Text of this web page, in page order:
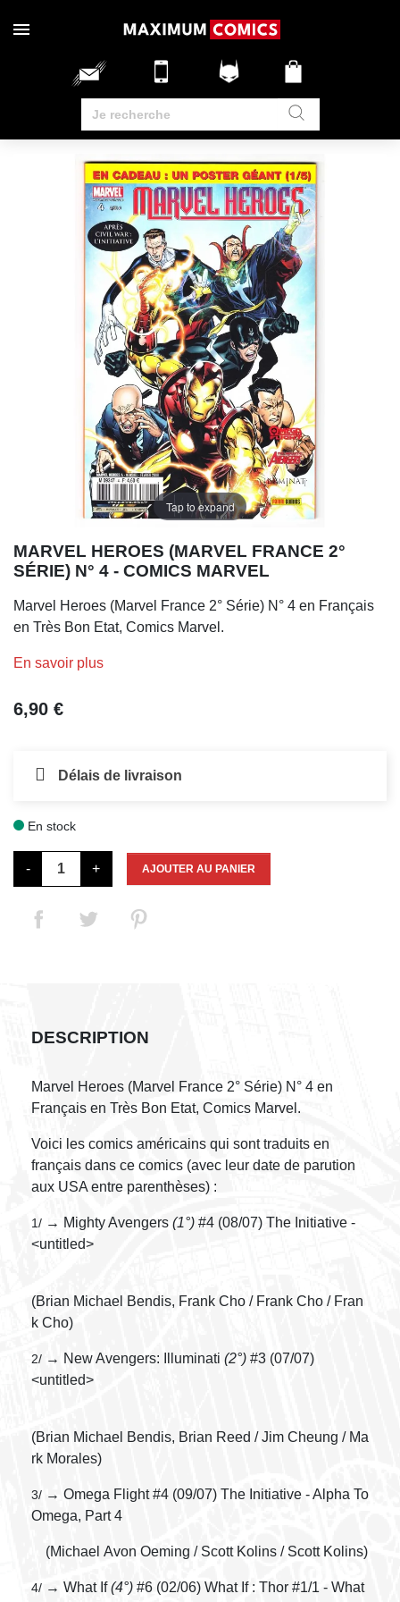
Tap to expand
MARVEL HEROES (MARVEL FRANCE 2°
SÉRIE) N° 4 - COMICS MARVEL
Marvel Heroes (Marvel France 2° Série) N° 4 en Français
en Très Bon Etat, Comics Marvel.
En savoir plus
6,90 €
Délais de livraison
En stock
- + AJOUTER AU PANIER
DESCRIPTION
Marvel Heroes (Marvel France 2° Série) N° 4 en
Français en Très Bon Etat, Comics Marvel.
Voici les comics américains qui sont traduits en
français dans ce comics (avec leur date de parution
aux USA entre parenthèses) :
1/ → Mighty Avengers (1°) #4 (08/07) The Initiative -
<untitled>
(Brian Michael Bendis, Frank Cho / Frank Cho / Fran
k Cho)
2/ → New Avengers: Illuminati (2°) #3 (07/07)
<untitled>
(Brian Michael Bendis, Brian Reed / Jim Cheung / Ma
rk Morales)
3/ → Omega Flight #4 (09/07) The Initiative - Alpha To
Omega, Part 4
(Michael Avon Oeming / Scott Kolins / Scott Kolins)
4/ → What If(4°) #6 (02/06) What If : Thor #1/1 - What